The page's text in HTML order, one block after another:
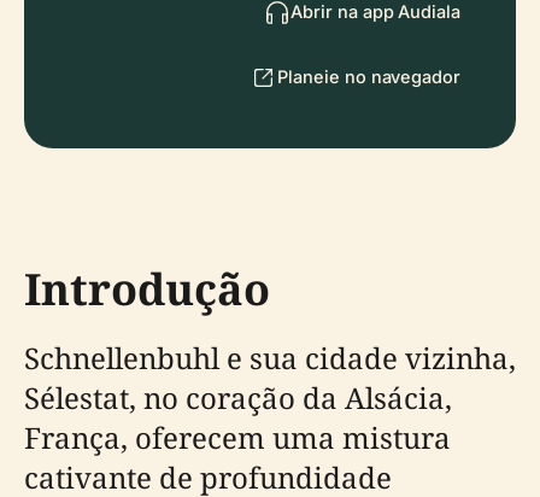
Abrir na app Audiala
Planeie no navegador
Introdução
Schnellenbuhl e sua cidade vizinha,
Sélestat, no coração da Alsácia,
França, oferecem uma mistura
cativante de profundidade